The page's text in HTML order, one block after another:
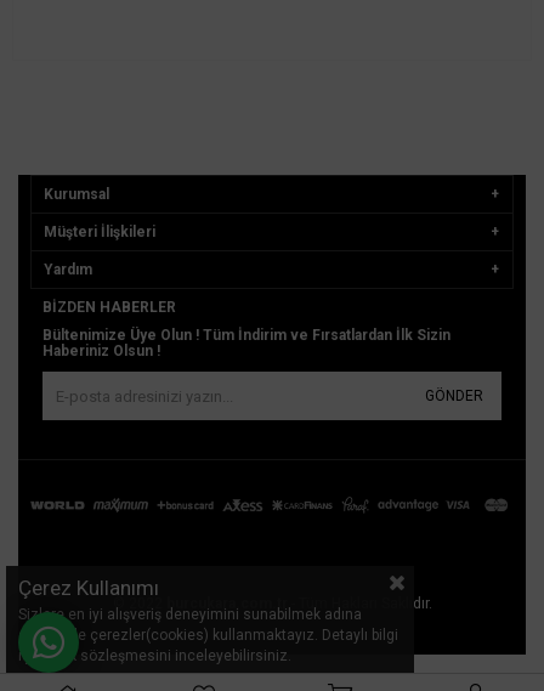
Kurumsal
Müşteri İlişkileri
Yardım
BIZDEN HABERLER
Bültenimize Üye Olun ! Tüm İndirim ve Fırsatlardan İlk Sizin
Haberiniz Olsun !
GÖNDER
© 2022 burcukara.com.tr - Tüm Hakları Saklıdır.
Çerez Kullanımı
Sizlere en iyi alışveriş deneyimini sunabilmek adına
sitemizde çerezler(cookies) kullanmaktayız. Detaylı bilgi
için Kvkk sözleşmesini inceleyebilirsiniz.